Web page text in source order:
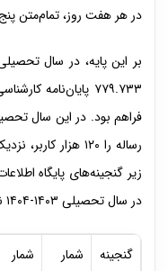
در هر هفت روز،‌ تمام‌متن
رساله را ۱۲۰ هزار
زیر گنجینه‌های پایگاه
در سال تحصیلی ۱۴۰۳-۱۴۰۴ نشان می‌دهد.
گنجینه
شمار
شمار